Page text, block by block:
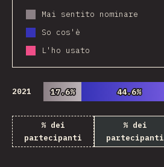
Mai sentito nominare
So cos'è
L'ho usato
2021 17.6%
17.6% 44.6%
44.6%
% dei
partecipanti
% dei
partecipanti